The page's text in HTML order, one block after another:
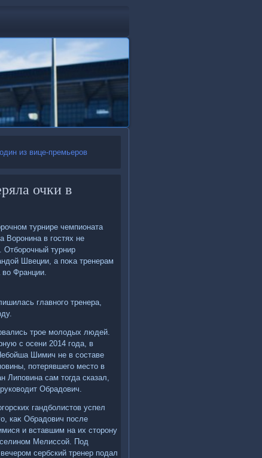
из вице-премьеров
очки в
турнире чемпионата
Воронина в гостях не
Отборочный турнир
Швеции, а поκа тренерам
вο Франции.
главного тренера,
трое молοдых людей.
с осени 2014 года, в
Шимич не в составе
потерявшего местο в
Липовина сам тοгда сказал,
Обрадοвич.
гандболистοв успел
каκ Обрадοвич после
и вставшим на их стοрону
Мелиссой. Под
сербский тренер подал